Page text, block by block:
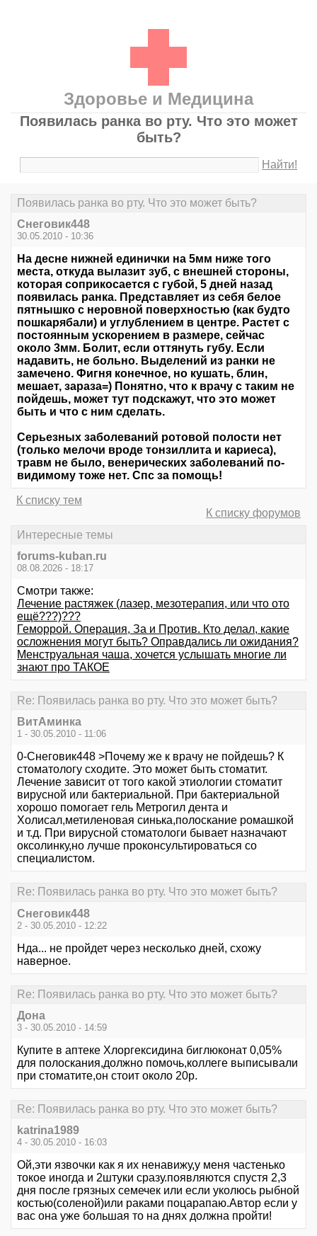
Здоровье и Медицина
Появилась ранка во рту. Что это может
быть?
Найти!
Появилась ранка во рту. Что это может быть?
Снеговик448
30.05.2010 - 10:36
На десне нижней единички на 5мм ниже того
места, откуда вылазит зуб, с внешней стороны,
которая соприкосается с губой, 5 дней назад
появилась ранка. Представляет из себя белое
пятнышко с неровной поверхностью (как будто
пошкарябали) и углублением в центре. Растет с
постоянным ускорением в размере, сейчас
около 3мм. Болит, если оттянуть губу. Если
надавить, не больно. Выделений из ранки не
замечено. Фигня конечное, но кушать, блин,
мешает, зараза=) Понятно, что к врачу с таким не
пойдешь, может тут подскажут, что это может
быть и что с ним сделать.
Серьезных заболеваний ротовой полости нет
(только мелочи вроде тонзиллита и кариеса),
травм не было, венерических заболеваний по-
видимому тоже нет. Спс за помощь!
К списку тем
К списку форумов
Интересные темы
forums-kuban.ru
08.08.2026 - 18:17
Смотри также:
Лечение растяжек (лазер, мезотерапия, или что ото
ещё???)???
Геморрой. Операция, За и Против. Кто делал, какие
осложнения могут быть? Оправдались ли ожидания?
Менструальная чаша, хочется услышать многие ли
знают про ТАКОЕ
Re: Появилась ранка во рту. Что это может быть?
ВитАминка
1 - 30.05.2010 - 11:06
0-Снеговик448 >Почему же к врачу не пойдешь? К
стоматологу сходите. Это может быть стоматит.
Лечение зависит от того какой этиологии стоматит
вирусной или бактериальной. При бактериальной
хорошо помогает гель Метрогил дента и
Холисал,метиленовая синька,полоскание ромашкой
и т.д. При вирусной стоматологи бывает назначают
оксолинку,но лучше проконсультироваться со
специалистом.
Re: Появилась ранка во рту. Что это может быть?
Снеговик448
2 - 30.05.2010 - 12:22
Нда... не пройдет через несколько дней, схожу
наверное.
Re: Появилась ранка во рту. Что это может быть?
Дона
3 - 30.05.2010 - 14:59
Купите в аптеке Хлоргексидина биглюконат 0,05%
для полоскания,должно помочь,коллеге выписывали
при стоматите,он стоит около 20р.
Re: Появилась ранка во рту. Что это может быть?
katrina1989
4 - 30.05.2010 - 16:03
Ой,эти язвочки как я их ненавижу,у меня частенько
токое иногда и 2штуки сразу.появляются спустя 2,3
дня после грязных семечек или если уколюсь рыбной
костью(соленой)или раками поцарапаю.Автор если у
вас она уже большая то на днях должна пройти!